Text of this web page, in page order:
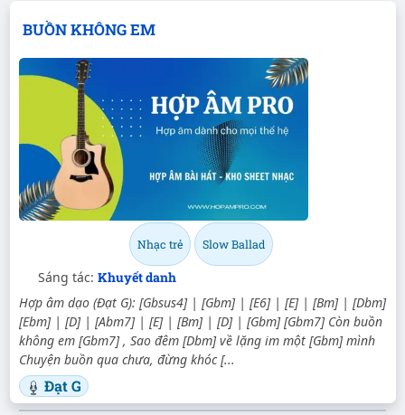
BUỒN KHÔNG EM
Nhạc trẻ Slow Ballad
Sáng tác: Khuyết danh
Hợp âm dạo (Đạt G): [Gbsus4] | [Gbm] | [E6] | [E] | [Bm] | [Dbm]
[Ebm] | [D] | [Abm7] | [E] | [Bm] | [D] | [Gbm] [Gbm7] Còn buồn
không em [Gbm7] , Sao đêm [Dbm] về lặng im một [Gbm] mình
Chuyện buồn qua chưa, đừng khóc [...
Đạt G